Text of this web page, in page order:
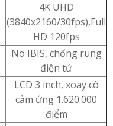
4K UHD
(3840x2160/30fps),Full
HD 120fps
No IBIS, chống rung
điện tử
LCD 3 inch, xoay cô
cảm ứng 1.620.000
điểm